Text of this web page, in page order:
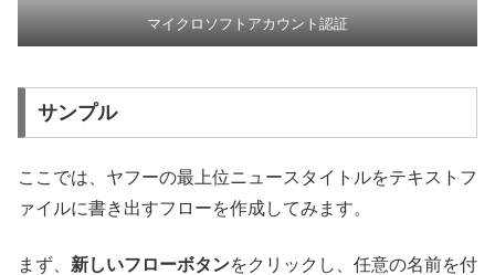
マイクロソフトアカウント認証
サンプル
ここでは、ヤフーの最上位ニュースタイトルをテキストフ
ァイルに書き出すフローを作成してみます。
まず、 新しいフローボタンをクリックし、任意の名前を付